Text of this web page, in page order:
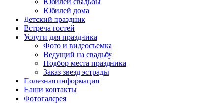
Юбилей свадьбы
Юбилей дома
Детский праздник
Встреча гостей
Услуги для праздника
Фото и видеосъемка
Ведущий на свадьбу
Подбор места праздника
Заказ звезд эстрады
Полезная информация
Наши контакты
Фотогалерея